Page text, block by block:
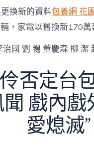
換新的資料包養網 花
，家電以舊換新170萬
國 劉 暢 董慶森 柳 潔
否定台
戲內戲
愛熄滅”